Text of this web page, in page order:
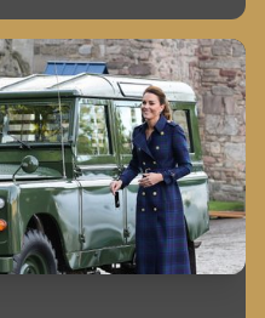
koli prodana na dražbi.
postala drugi najdražji
na dražbi.